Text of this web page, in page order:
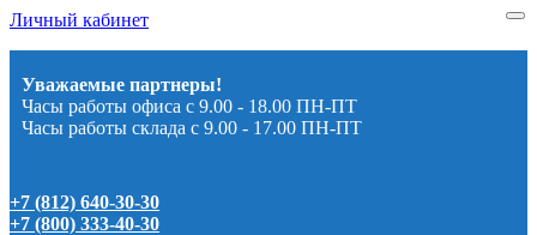
Личный кабинет
Уважаемые партнеры!
Часы работы офиса с 9.00 - 18.00 ПН-ПТ
Часы работы склада с 9.00 - 17.00 ПН-ПТ
+7 (812) 640-30-30
+7 (800) 333-40-30